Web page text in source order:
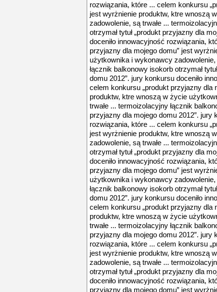
rozwiązania, które ... celem konkursu
jest wyrżnienie produktw, ktre wnoszą
zadowolenie, są trwałe ...
otrzymał tytuł „produkt przyjazny dla
doceniło innowacyjność rozwiązania,
przyjazny dla mojego domu” jest
użytkownika i wykonawcy
łącznik balkonowy isokorb otrzymał
domu 2012”. jury konkursu doceniło
celem konkursu „produkt przyjazny dla
produktw, ktre wnoszą w życie
trwałe ... termoizolacyjny łącznik
przyjazny dla mojego domu 2012”. jury
rozwiązania, które ... celem konkursu
jest wyrżnienie produktw, ktre wnoszą
zadowolenie, są trwałe ...
otrzymał tytuł „produkt przyjazny dla
doceniło innowacyjność rozwiązania,
przyjazny dla mojego domu” jest
użytkownika i wykonawcy
łącznik balkonowy isokorb otrzymał
domu 2012”. jury konkursu doceniło
celem konkursu „produkt przyjazny dla
produktw, ktre wnoszą w życie
trwałe ... termoizolacyjny łącznik
przyjazny dla mojego domu 2012”. jury
rozwiązania, które ... celem konkursu
jest wyrżnienie produktw, ktre wnoszą
zadowolenie, są trwałe ...
otrzymał tytuł „produkt przyjazny dla
doceniło innowacyjność rozwiązania,
przyjazny dla mojego domu” jest